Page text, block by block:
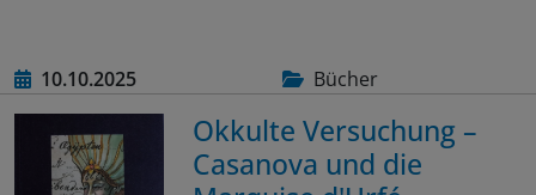
10.10.2025 Bücher
Okkulte Versuchung –
Casanova und die